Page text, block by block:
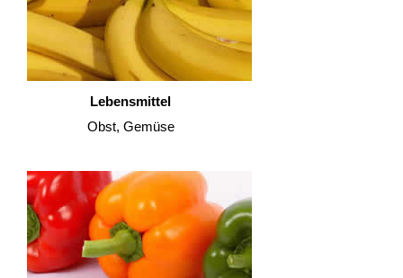
Lebensmittel
Obst, Gemüse